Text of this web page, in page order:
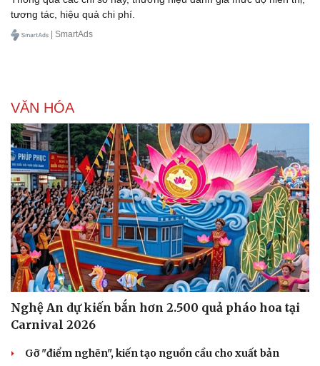
Doanh nghiệp 24h
Doanh nhân
Vì cộng đồng
Chuyển đổi số
tương tác, hiệu quả chi phí.
| SmartAds
VĂN HÓA
Nghệ An dự kiến bắn hơn 2.500 quả pháo hoa tại
Carnival 2026
Gỡ "điểm nghẽn", kiến tạo nguồn cầu cho xuất bản